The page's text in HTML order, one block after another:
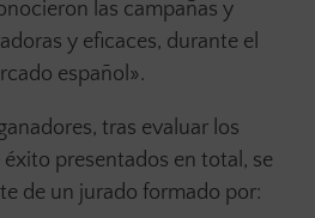
las campañas y
y eficaces, durante el
español».
tras evaluar los
éxito presentados en total, se
de un jurado formado por: